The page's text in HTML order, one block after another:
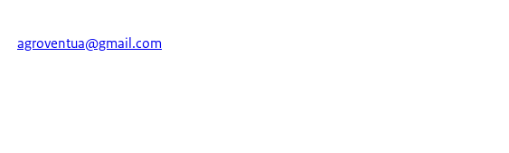
agroventua@gmail.com